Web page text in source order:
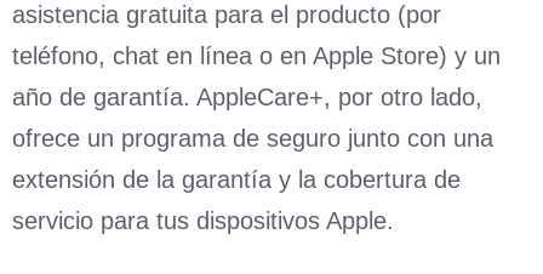
asistencia gratuita para el producto (por
teléfono, chat en línea o en Apple Store) y un
año de garantía. AppleCare+, por otro lado,
ofrece un programa de seguro junto con una
extensión de la garantía y la cobertura de
servicio para tus dispositivos Apple.